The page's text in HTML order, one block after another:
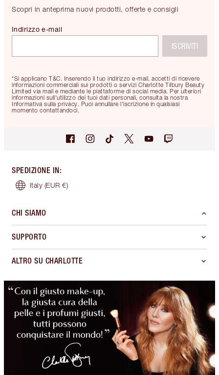
Scopri in anteprima nuovi prodotti, offerte e consigli
*Si applicano T&C. Inserendo il tuo indirizzo e-mail, accetti di ricevere
informazioni commerciali sui prodotti o servizi Charlotte Tilbury Beauty
Limited via mail e mediante le piattaforme di social media. Per ulteriori
informazioni sull'utilizzo dei tuoi dati personali, consulta la nostra
Informativa sulla privacy. Puoi annullare l'iscrizione in qualsiasi
momento contattandoci.
Indirizzo e-mail
ISCRIVITI
SPEDIZIONE IN :
Italy (EUR €)
CHI SIAMO
SUPPORTO
ALTRO SU CHARLOTTE